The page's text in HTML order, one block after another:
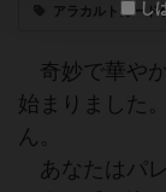
アラカルトカード
奇妙で華や
始まりました
ん。
あなたはパ
し